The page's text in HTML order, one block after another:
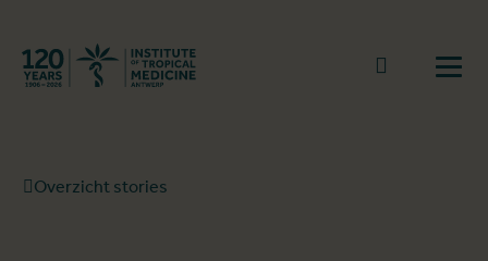
Terug naar start
Naar
Overzicht stories